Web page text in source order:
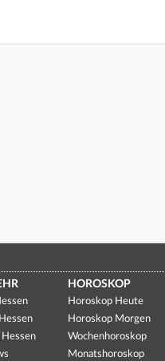
HOROSKOP
Horoskop Heute
Horoskop Morgen
Wochenhoroskop
Monatshoroskop